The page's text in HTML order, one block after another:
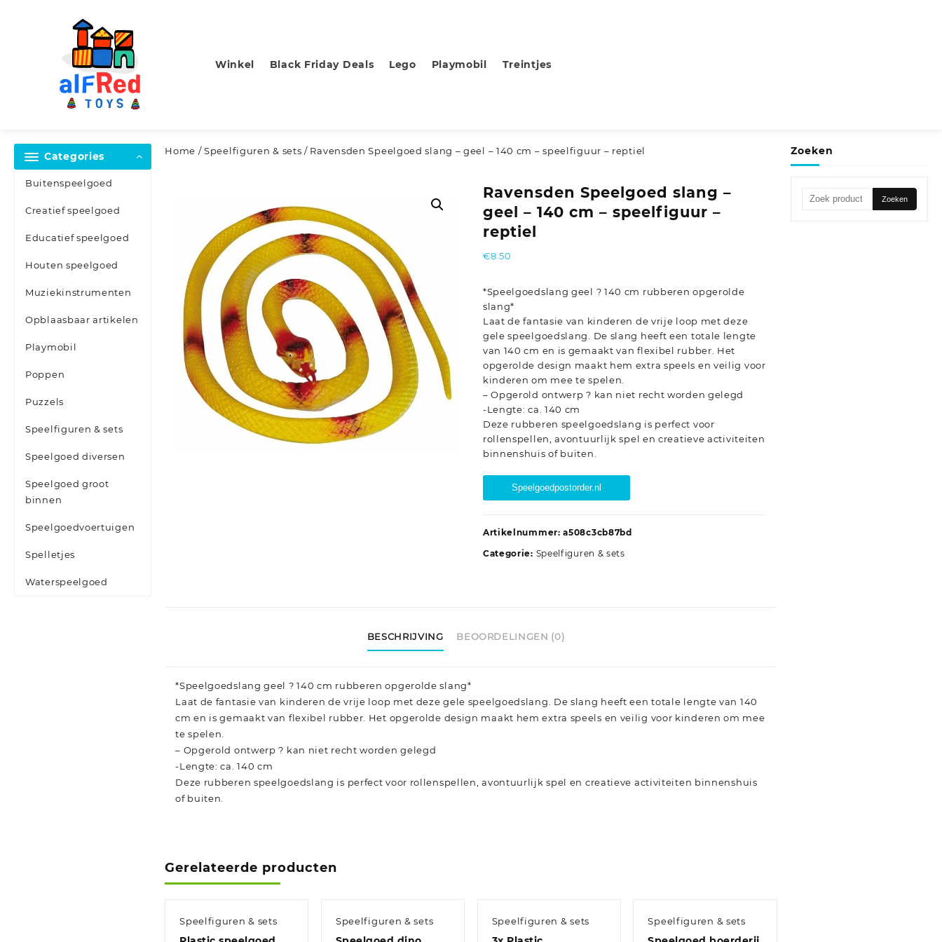
Winkel Black Friday Deals Lego Playmobil Treintjes
Categories
Buitenspeelgoed
Creatief speelgoed
Educatief speelgoed
Houten speelgoed
Muziekinstrumenten
Opblaasbaar artikelen
Playmobil
Poppen
Puzzels
Speelfiguren & sets
Speelgoed diversen
Speelgoed groot
binnen
Speelgoedvoertuigen
Spelletjes
Waterspeelgoed
Home /Speelfiguren & sets / Ravensden Speelgoed slang – geel – 140 cm – speelfiguur – reptiel
Ravensden Speelgoed slang –
geel – 140 cm – speelfiguur –
reptiel
€8.50
*Speelgoedslang geel ? 140 cm rubberen opgerolde
slang*
Laat de fantasie van kinderen de vrije loop met deze
gele speelgoedslang. De slang heeft een totale lengte
van 140 cm en is gemaakt van flexibel rubber. Het
opgerolde design maakt hem extra speels en veilig voor
kinderen om mee te spelen.
– Opgerold ontwerp ? kan niet recht worden gelegd
-Lengte: ca. 140 cm
Deze rubberen speelgoedslang is perfect voor
rollenspellen, avontuurlijk spel en creatieve activiteiten
binnenshuis of buiten.
Speelgoedpostorder.nl
Artikelnummer:a508c3cb87bd
Categorie: Speelfiguren & sets
BESCHRIJVING BEOORDELINGEN (0)
*Speelgoedslang geel ? 140 cm rubberen opgerolde slang*
Laat de fantasie van kinderen de vrije loop met deze gele speelgoedslang. De slang heeft een totale lengte van 140
cm en is gemaakt van flexibel rubber. Het opgerolde design maakt hem extra speels en veilig voor kinderen om mee
te spelen.
– Opgerold ontwerp ? kan niet recht worden gelegd
-Lengte: ca. 140 cm
Deze rubberen speelgoedslang is perfect voor rollenspellen, avontuurlijk spel en creatieve activiteiten binnenshuis
of buiten.
Gerelateerde producten
Speelfiguren & sets Speelfiguren & sets Speelfiguren & sets Speelfiguren & sets
Zoeken
Zoeken
Zoeken